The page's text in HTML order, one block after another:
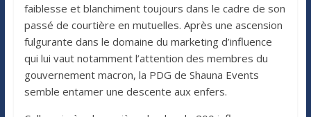
faiblesse et blanchiment toujours dans le cadre de son
passé de courtière en mutuelles. Après une ascension
fulgurante dans le domaine du marketing d’influence
qui lui vaut notamment l’attention des membres du
gouvernement macron, la PDG de Shauna Events
semble entamer une descente aux enfers.